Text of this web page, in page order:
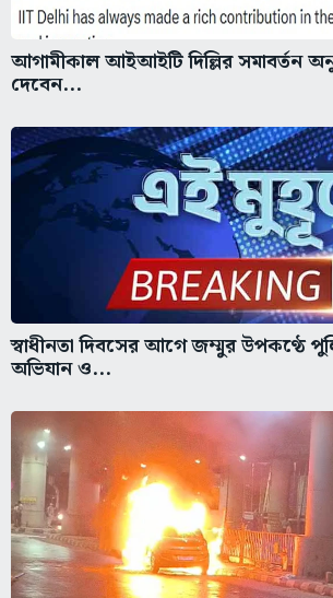
আগামীকাল আইআইটি দিল্লির সমাবর্তন
দেবেন...
স্বাধীনতা দিবসের আগে জম্মুর উপকণ্ঠে
অভিযান ও...